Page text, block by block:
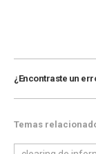
¿Encontraste un
Temas